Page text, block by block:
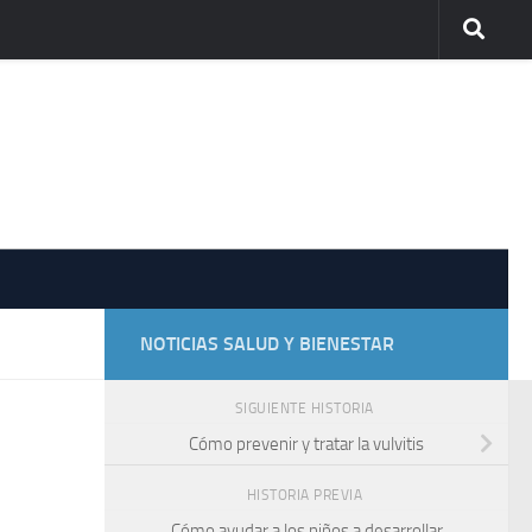
NOTICIAS SALUD Y BIENESTAR
SIGUIENTE HISTORIA
Cómo prevenir y tratar la vulvitis
HISTORIA PREVIA